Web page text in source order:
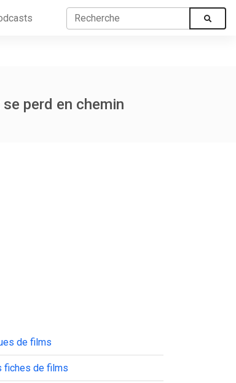
perd en chemin
de films
fiches de films